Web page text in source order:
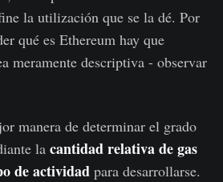
la utilización que se la dé. Por
qué es Ethereum hay que
meramente descriptiva - observar
manera de determinar el grado
la cantidad relativa de gas
de actividad para desarrollarse.